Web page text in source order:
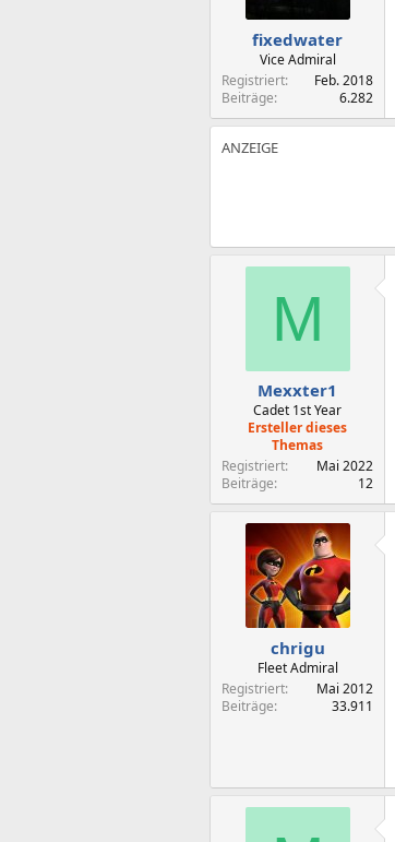
fixedwater
Vice Admiral
Registriert
Feb. 2018
Beiträge
6.282
M
Mexxter1
Cadet 1st Year
Ersteller dieses
Themas
Registriert
Mai 2022
Beiträge
12
chrigu
Fleet Admiral
Registriert
Mai 2012
Beiträge
33.911